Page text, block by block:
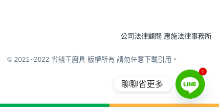
© 2021~2022 省錢王廚具 版權所有 請勿任意下載引用。
公司法律顧問 惠施法律事務所
聊聊省更多